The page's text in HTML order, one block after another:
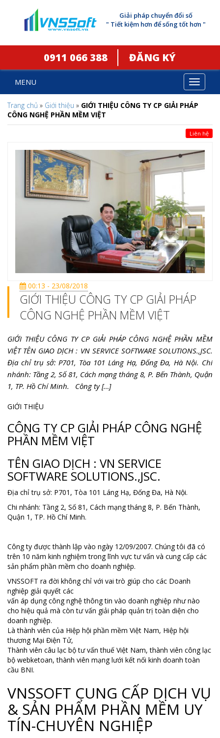
Giải pháp chuyển đổi số
" Tiết kiệm hơn để sống tốt hơn "
0911 066 388 ĐĂNG KÝ
Toggle
MENU
Trang chủ » Giới thiệu » GIỚI THIỆU CÔNG TY CP GIẢI PHÁP
CÔNG NGHỆ PHẦN MỀM VIỆT
Liên hệ
00:13 - 23/08/2018
GIỚI THIỆU CÔNG TY CP GIẢI PHÁP
CÔNG NGHỆ PHẦN MỀM VIỆT
GIỚI THIỆU CÔNG TY CP GIẢI PHÁP CÔNG NGHỆ PHẦN MỀM
VIỆT TÊN GIAO DỊCH : VN SERVICE SOFTWARE SOLUTIONS.,JSC.
Địa chỉ trụ sở: P701, Tòa 101 Láng Hạ, Đống Đa, Hà Nội. Chi
nhánh: Tầng 2, Số 81, Cách mạng tháng 8, P. Bến Thành, Quận
1, TP. Hồ Chí Minh. Công ty […]
GIỚI THIỆU
CÔNG TY CP GIẢI PHÁP CÔNG NGHỆ
PHẦN MỀM VIỆT
TÊN GIAO DỊCH : VN SERVICE
SOFTWARE SOLUTIONS.,JSC.
Địa chỉ trụ sở: P701, Tòa 101 Láng Hạ, Đống Đa, Hà Nội.
Chi nhánh: Tầng 2, Số 81, Cách mạng tháng 8, P. Bến Thành,
Quận 1, TP. Hồ Chí Minh.
Công ty được thành lập vào ngày 12/09/2007. Chúng tôi đã có
trên 10 năm kinh nghiệm trong lĩnh vực tư vấn và cung cấp các
sản phẩm phần mềm cho doanh nghiệp.
VNSSOFT ra đời không chỉ với vai trò giúp cho các Doanh
nghiệp giải quyết các
vấn áp dụng công nghệ thông tin vào doanh nghiệp như nào
cho hiệu quả mà còn tư vấn giải pháp quản trị toàn diện cho
doanh nghiệp.
Là thành viên của Hiệp hội phần mềm Việt Nam, Hiệp hội
thương Mại Điện Tử,
Thành viên câu lạc bộ tư vấn thuế Việt Nam, thành viên công lạc
bộ webketoan, thành viên mạng lưới kết nối kinh doanh toàn
cầu BNI.
VNSSOFT CUNG CẤP DỊCH VỤ
& SẢN PHẨM PHẦN MỀM UY
TÍN-CHUYÊN NGHIỆP